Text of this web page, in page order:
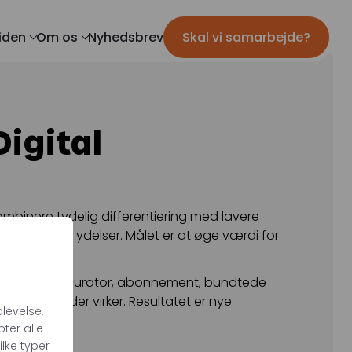
Om os
Karriere
Nyhedsbrev Skal vi samarbejde?
tydelig differentiering med lavere
af dine ydelser. Målet er at øge værdi for
konfigurator, abonnement, bundtede
det, der virker. Resultatet er nye
alle
typer